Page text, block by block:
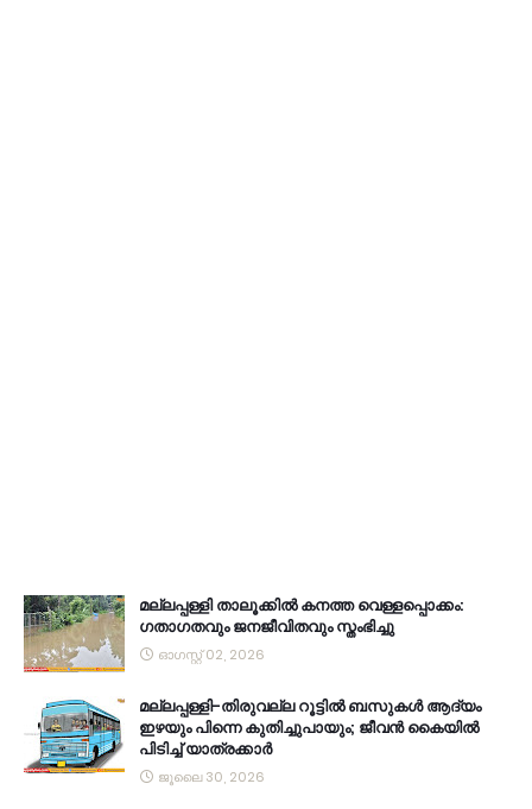
മല്ലപ്പള്ളി താലൂക്കിൽ കനത്ത വെള്ളപ്പൊക്കം:
ഗതാഗതവും ജനജീവിതവും സ്തംഭിച്ചു
ഓഗസ്റ്റ് 02, 2026
മല്ലപ്പള്ളി-തിരുവല്ല റൂട്ടിൽ ബസുകൾ ആദ്യം
ഇഴയും പിന്നെ കുതിച്ചുപായും; ജീവൻ കൈയിൽ
പിടിച്ച് യാത്രക്കാർ
ജൂലൈ 30, 2026